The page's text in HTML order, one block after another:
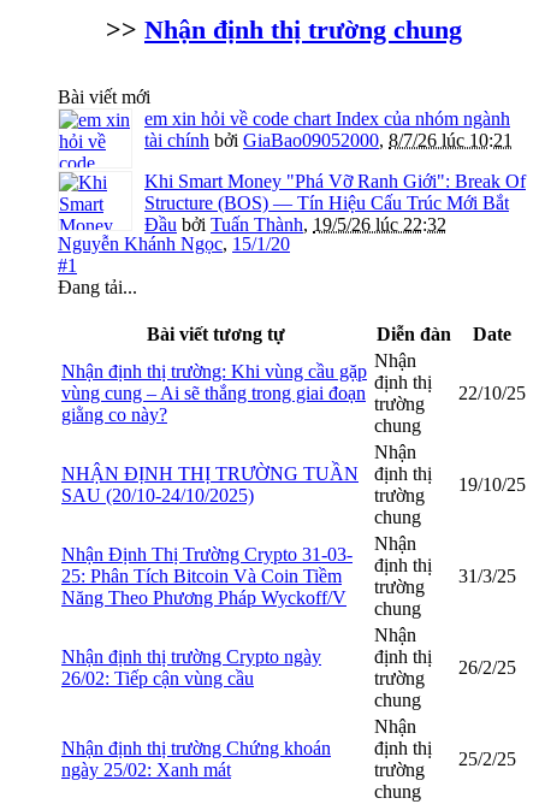
>> Nhận định thị trường chung
Bài viết mới
em xin hỏi về code chart Index của nhóm ngành
tài chính bởi GiaBao09052000, 8/7/26 lúc 10:21
Khi Smart Money "Phá Vỡ Ranh Giới": Break Of
Structure (BOS) — Tín Hiệu Cấu Trúc Mới Bắt
Đầu bởi Tuấn Thành, 19/5/26 lúc 22:32
Nguyễn Khánh Ngọc, 15/1/20
#1
Đang tải...
Bài viết tương tự Diễn đàn
Date
Nhận định thị trường: Khi vùng cầu gặp
vùng cung – Ai sẽ thắng trong giai đoạn
giằng co này?
Nhận
định thị
trường
chung
22/10/25
NHẬN ĐỊNH THỊ TRƯỜNG TUẦN
SAU (20/10-24/10/2025)
Nhận
định thị
trường
chung
19/10/25
Nhận Định Thị Trường Crypto 31-03-
25: Phân Tích Bitcoin Và Coin Tiềm
Năng Theo Phương Pháp Wyckoff/V
Nhận
định thị
trường
chung
31/3/25
Nhận định thị trường Crypto ngày
26/02: Tiếp cận vùng cầu
Nhận
định thị
trường
chung
26/2/25
Nhận định thị trường Chứng khoán
ngày 25/02: Xanh mát
Nhận
định thị
trường
chung
25/2/25